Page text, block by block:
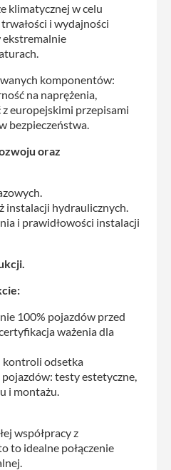
klimatycznej w celu
i wydajności
ekstremalnie
komponentów:
na naprężenia,
europejskimi przepisami
bezpieczeństwa.
oraz
instalacji hydraulicznych.
i prawidłowości instalacji
100% pojazdów przed
ważenia dla
kontroli odsetka
testy estetyczne,
i montażu.
współpracy z
to idealne połączenie